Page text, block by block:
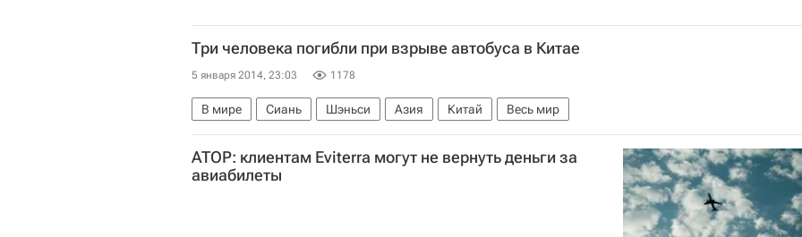
Три человека погибли при взрыве автобуса в Китае
5 января 2014, 23:03 1178
В мире Сиань Шэньси Азия Китай Весь мир
АТОР: клиентам Eviterra могут не вернуть деньги за
авиабилеты